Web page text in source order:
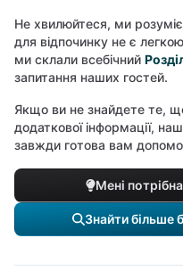
Не хвилюйтеся, ми
для відпочинку не є
ми склали всебічний
запитання наших гостей.
Якщо ви не знайдете те,
додаткової інформації,
завжди готова вам
Мені
Знайти більше